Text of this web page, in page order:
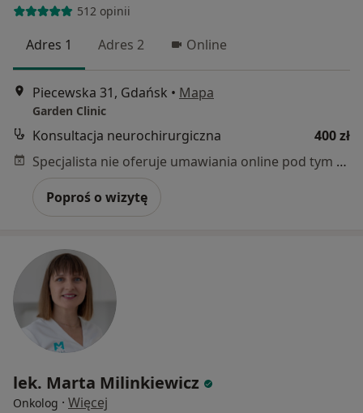
512 opinii
Adres 1 Adres 2 Online
Piecewska 31, Gdańsk • Mapa
Garden Clinic
Konsultacja neurochirurgiczna
400 zł
Specjalista nie oferuje umawiania online pod tym adresem.
Poproś o wizytę
lek. Marta Milinkiewicz
Onkolog · Więcej